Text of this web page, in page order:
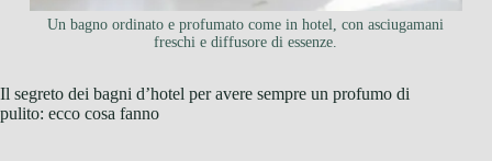
Un bagno ordinato e profumato come in hotel, con asciugamani
freschi e diffusore di essenze.
Il segreto dei bagni d’hotel per avere sempre un profumo di
pulito: ecco cosa fanno